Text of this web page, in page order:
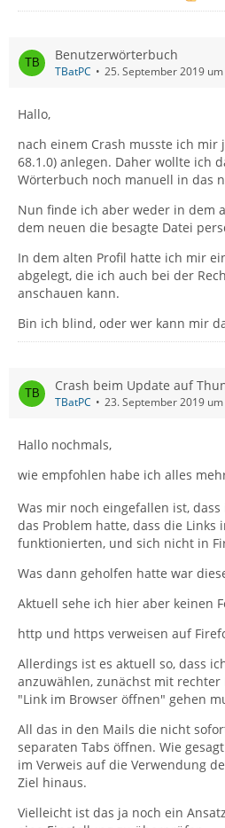
Benutzerwörterbuch
TBatPC 25. September 2019 um
Hallo,
nach einem Crash musste ich mir
68.1.0) anlegen. Daher wollte ich
Wörterbuch noch manuell in das
Nun finde ich aber weder in dem
dem neuen die besagte Datei
In dem alten Profil hatte ich mir
abgelegt, die ich auch bei der
anschauen kann.
Bin ich blind, oder wer kann mir
Crash beim Update auf
TBatPC 23. September 2019 um
Hallo nochmals,
wie empfohlen habe ich alles
Was mir noch eingefallen ist,
das Problem hatte, dass die Links
funktionierten, und sich nicht in
Was dann geholfen hatte war
Aktuell sehe ich hier aber keinen
http und https verweisen auf
Allerdings ist es aktuell so, dass
anzuwählen, zunächst mit
"Link im Browser öffnen" gehen
All das in den Mails die nicht
separaten Tabs öffnen. Wie
im Verweis auf die Verwendung
Ziel hinaus.
Vielleicht ist das ja noch ein